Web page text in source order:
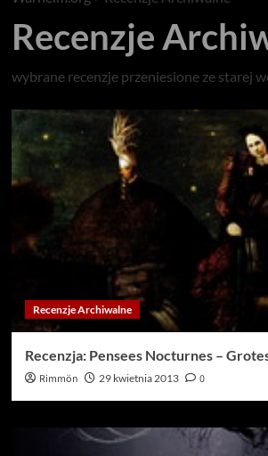
Recenzje
wybrane recenzje przeniesione ze starej
Recenzje Archiwalne
Recenzja: Pensees Nocturnes –
Rimmön 29 kwietnia 2013 0